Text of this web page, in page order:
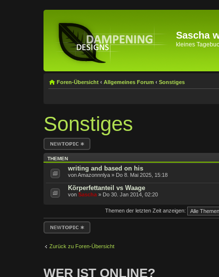
Sascha
kleines
Foren-Übersicht ‹ Allgemeines Forum ‹ Sonstiges
Sonstiges
Neues Thema
erstellen
THEMEN
writing and based on his
von Amazonnnlya » Do 8. Mai 2025, 15:18
Körperfettanteil vs Waage
von Sascha» Do 30. Jan 2014, 02:20
Themen der letzten Zeit anzeigen:
Neues Thema
erstellen
Zurück zu Foren-Übersicht
WER IST ONLINE?